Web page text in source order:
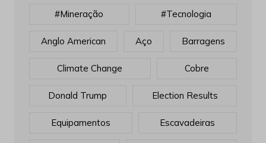
#mineração #tecnologia
Anglo American Aço Barragens
Climate Change Cobre
Donald Trump Election Results
Equipamentos Escavadeiras